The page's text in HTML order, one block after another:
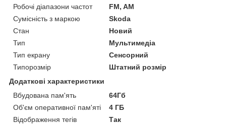
Робочі діапазони частот
FM, AM
Сумісність з маркою
Skoda
Стан
Новий
Тип
Мультимедіа
Тип екрану
Сенсорний
Типорозмір
Штатний розмір
Додаткові характеристики
Вбудована пам'ять
64Гб
Об'єм оперативної пам'яті
4 ГБ
Відображення тегів
Так